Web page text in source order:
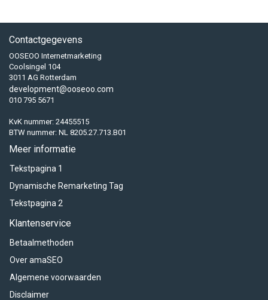
Contactgegevens
OOSEOO Internetmarketing
Coolsingel 104
3011 AG Rotterdam
development@ooseoo.com
010 795 5671
KvK nummer: 24455515
BTW nummer: NL 8205.27.713.B01
Meer informatie
Tekstpagina 1
Dynamische Remarketing Tag
Tekstpagina 2
Klantenservice
Betaalmethoden
Over amaSEO
Algemene voorwaarden
Disclaimer